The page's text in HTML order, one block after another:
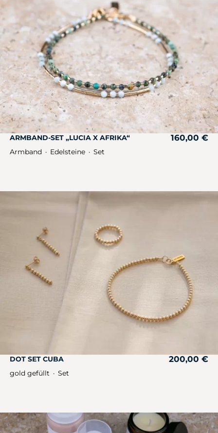
ARMBAND-SET „LUCIA X AFRIKA“ 160,00 €
Armband ・ Edelsteine ・ Set
DOT SET CUBA 200,00 €
gold gefüllt ・ Set